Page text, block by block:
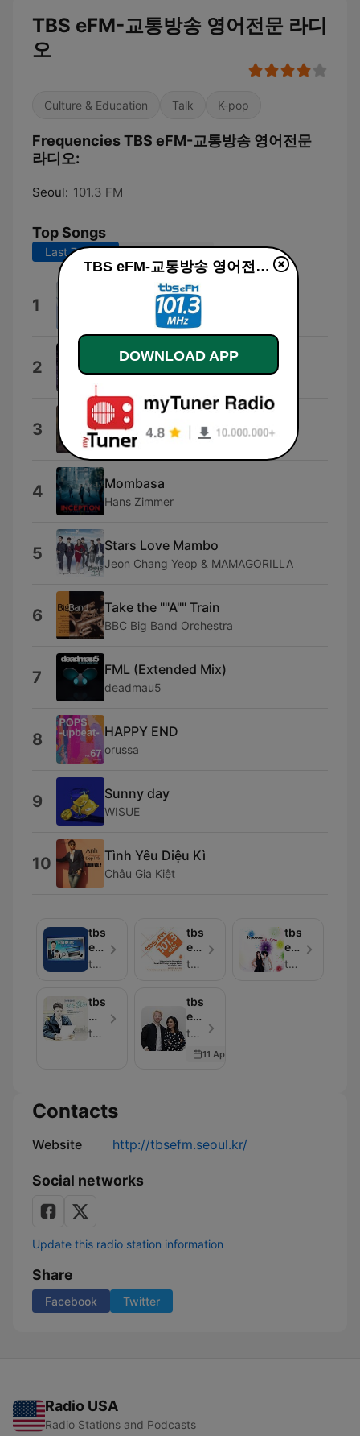
TBS eFM-교통방송 영어전문 라디
오
Culture & Education Talk K-pop
Frequencies TBS eFM-교통방송 영어전문
라디오:
Seoul: 101.3 FM
Top Songs
Last 7 days Last 30 days
1 London Underground
Gregg Karukas
2 い・の・ち
住友紀人
3 Tropical Cafe
Bossa Jazz Crew
4 Mombasa
Hans Zimmer
5 Stars Love Mambo
Jeon Chang Yeop & MAMAGORILLA
6 Take the ""A"" Train
BBC Big Band Orchestra
7 FML (Extended Mix)
deadmau5
8 HAPPY END
orussa
9 Sunny day
WISUE
10 Tình Yêu Diệu Kì
Châu Gia Kiệt
tbs
eFM
Primetime
tbs eFM
tbs
eFM
Highlights
tbs eFM
tbs
eFM
K-tbs eFM
tbs
가
슴
은
tbs 교통방송
tbs
eFM
The
Up
tbs eFM - Episode 1786
11 Apr 2018
Contacts
Website http://tbsefm.seoul.kr/
Social networks
Update this radio station information
Share
Facebook Twitter
Radio USA
Radio Stations and Podcasts
TBS eFM-교통방송 영어전문 라디오 live
DOWNLOAD APP